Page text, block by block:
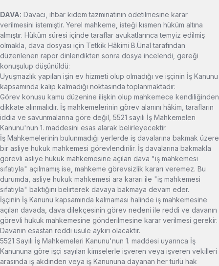
DAVA: Davacı, ihbar kıdem tazminatının ödetilmesine karar
verilmesini istemiştir. Yerel mahkeme, isteği kısmen hüküm altına
almıştır. Hüküm süresi içinde taraflar avukatlarınca temyiz edilmiş
olmakla, dava dosyası için Tetkik Hâkimi B.Ünal tarafından
düzenlenen rapor dinlendikten sonra dosya incelendi, gereği
konuşulup düşünüldü:
Uyuşmazlık yapılan işin ev hizmeti olup olmadığı ve işçinin İş Kanunu
kapsamında kalıp kalmadığı noktasında toplanmaktadır.
Görev konusu kamu düzenine ilişkin olup mahkemece kendiliğinden
dikkate alınmalıdır. İş mahkemelerinin görev alanını hâkim, tarafların
iddia ve savunmalarına göre değil, 5521 sayılı İş Mahkemeleri
Kanunu'nun 1. maddesini esas alarak belirleyecektir.
İş Mahkemelerinin bulunmadığı yerlerde iş davalarına bakmak üzere
bir asliye hukuk mahkemesi görevlendirilir. İş davalarına bakmakla
görevli asliye hukuk mahkemesine açılan dava "iş mahkemesi
sıfatıyla" açılmamış ise, mahkeme görevsizlik kararı veremez. Bu
durumda, asliye hukuk mahkemesi ara kararı ile "iş mahkemesi
sıfatıyla" baktığını belirterek davaya bakmaya devam eder.
İşçinin İş Kanunu kapsamında kalmaması halinde iş mahkemesine
açılan davada, dava dilekçesinin görev nedeni ile reddi ve davanın
görevli hukuk mahkemesine gönderilmesine karar verilmesi gerekir.
Davanın esastan reddi usule aykırı olacaktır.
5521 Sayılı İş Mahkemeleri Kanunu'nun 1. maddesi uyarınca İş
Kanununa göre işçi sayılan kimselerle işveren veya işveren vekilleri
arasında iş akdinden veya iş Kanununa dayanan her türlü hak